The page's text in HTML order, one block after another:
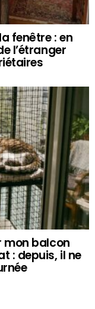
fenêtre : en
l’étranger
mon balcon
: depuis, il ne